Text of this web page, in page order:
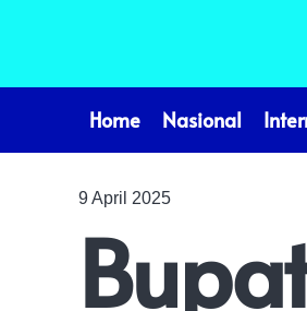
Home Nasional
9 April 2025